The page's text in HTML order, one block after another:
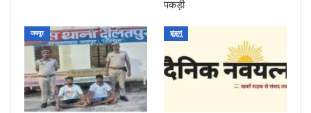
पकड़ी
जयपुर झुंझुनूं